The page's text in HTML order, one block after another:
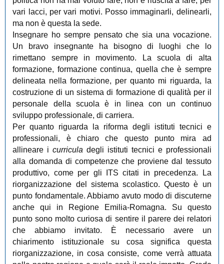
vari lacci, per vari motivi. Posso immaginarli, delinearli,
ma non è questa la sede.
Insegnare ho sempre pensato che sia una vocazione.
Un bravo insegnante ha bisogno di luoghi che lo
rimettano sempre in movimento. La scuola di alta
formazione, formazione continua, quella che è sempre
delineata nella formazione, per quanto mi riguarda, la
costruzione di un sistema di formazione di qualità per il
personale della scuola è in linea con un continuo
sviluppo professionale, di carriera.
Per quanto riguarda la riforma degli istituti tecnici e
professionali, è chiaro che questo punto mira ad
allineare icurricula degli istituti tecnici e professionali
alla domanda di competenze che proviene dal tessuto
produttivo, come per gli ITS citati in precedenza. La
riorganizzazione del sistema scolastico. Questo è un
punto fondamentale. Abbiamo avuto modo di discuterne
anche qui in Regione Emilia-Romagna. Su questo
punto sono molto curiosa di sentire il parere dei relatori
che abbiamo invitato. È necessario avere un
chiarimento istituzionale su cosa significa questa
riorganizzazione, in cosa consiste, come verrà attuata